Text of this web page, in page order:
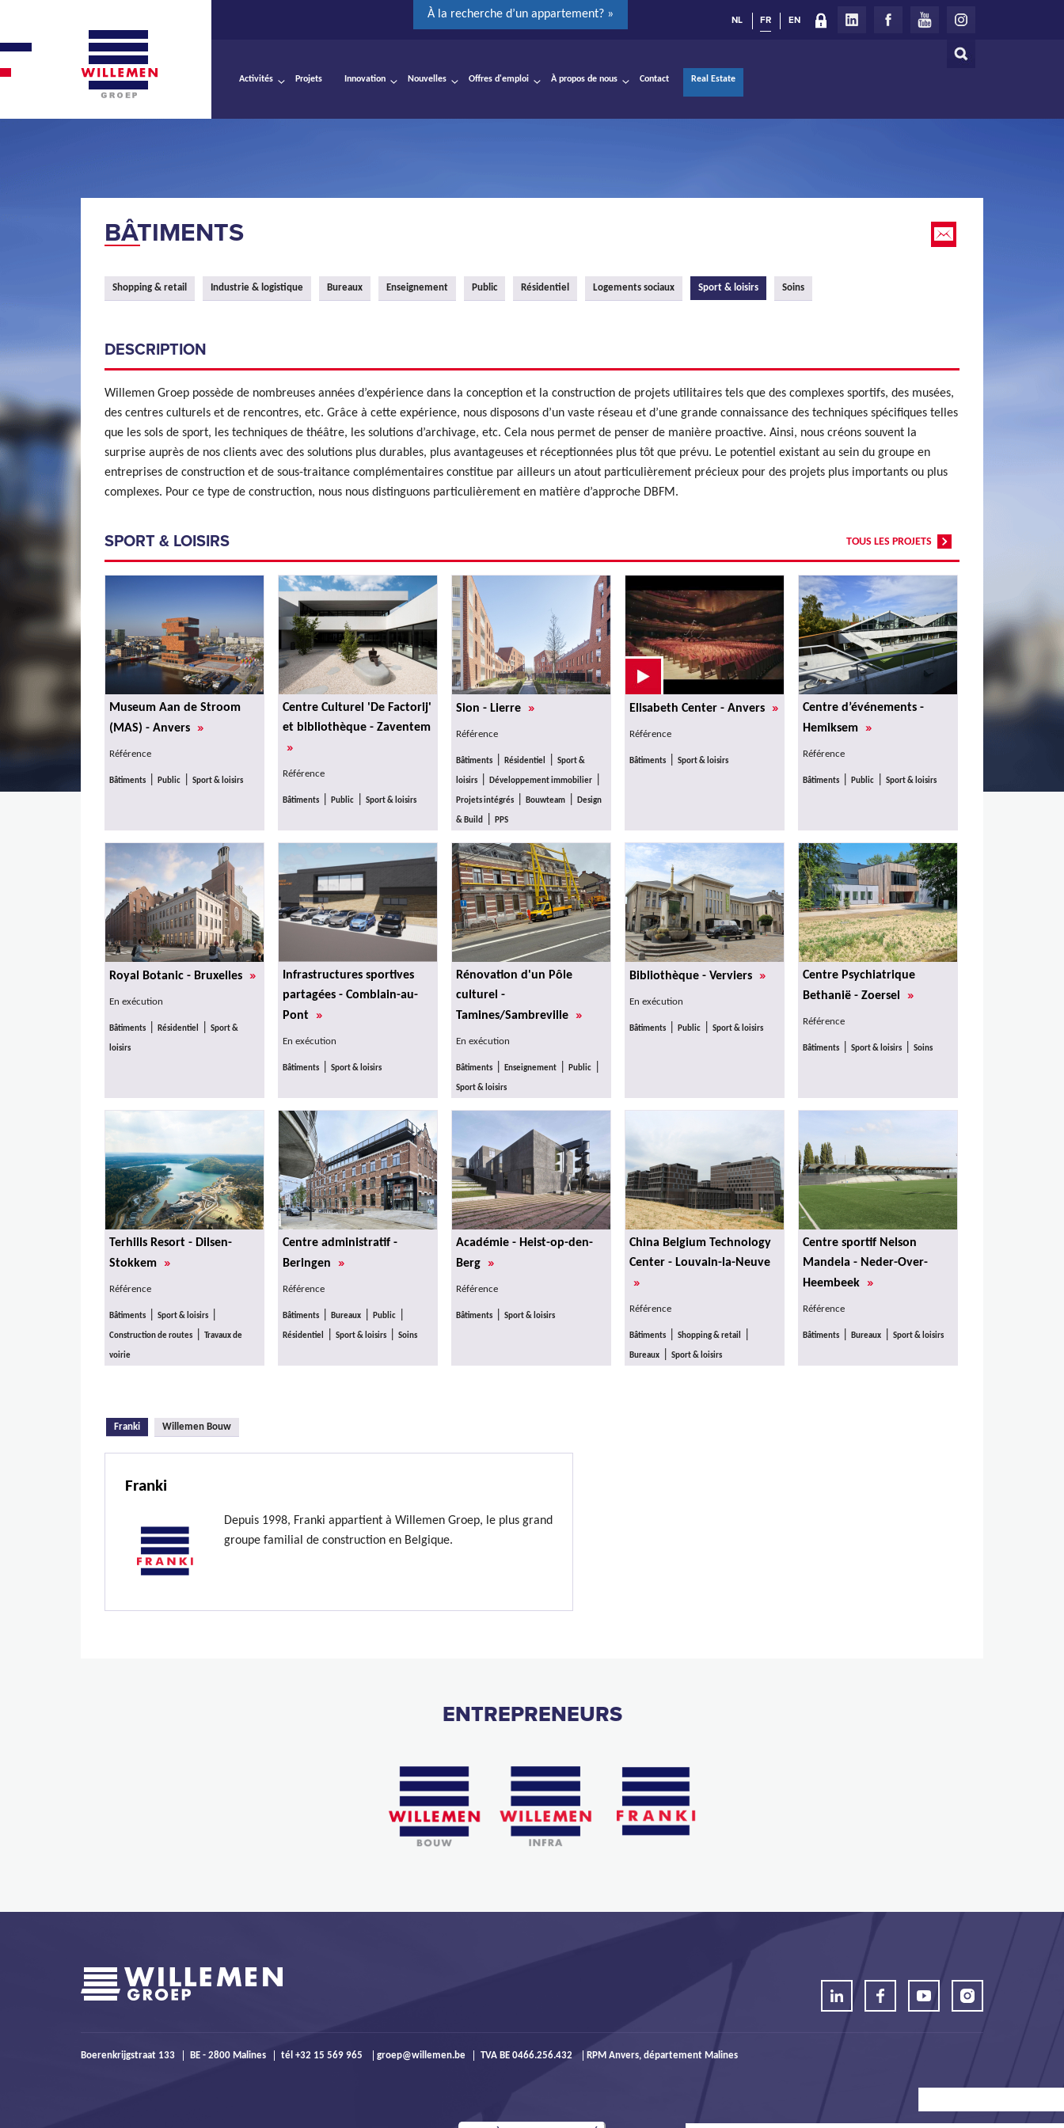
À la recherche d’un appartement? »
Rechercher
NL FR EN
Activités Projets Innovation Nouvelles Offres d'emploi À propos de nous Contact Real Estate
BÂTIMENTS
Shopping & retail Industrie & logistique Bureaux Enseignement Public Résidentiel Logements sociaux Sport & loisirs Soins
DESCRIPTION
Willemen Groep possède de nombreuses années d’expérience dans la conception et la construction de projets utilitaires tels que des complexes sportifs, des musées,
des centres culturels et de rencontres, etc. Grâce à cette expérience, nous disposons d’un vaste réseau et d’une grande connaissance des techniques spécifiques telles
que les sols de sport, les techniques de théâtre, les solutions d’archivage, etc. Cela nous permet de penser de manière proactive. Ainsi, nous créons souvent la
surprise auprès de nos clients avec des solutions plus durables, plus avantageuses et réceptionnées plus tôt que prévu. Le potentiel existant au sein du groupe en
entreprises de construction et de sous-traitance complémentaires constitue par ailleurs un atout particulièrement précieux pour des projets plus importants ou plus
complexes. Pour ce type de construction, nous nous distinguons particulièrement en matière d’approche DBFM.
SPORT & LOISIRS TOUS LES PROJETS
Museum Aan de Stroom
(MAS) - Anvers »
Référence
Bâtiments Public Sport & loisirs
Centre Culturel 'De Factorij'
et bibliothèque - Zaventem
»
Référence
Bâtiments Public Sport & loisirs
Sion - Lierre »
Référence
Bâtiments Résidentiel Sport &
loisirs Développement immobilier
Projets intégrés Bouwteam Design
& Build PPS
Elisabeth Center - Anvers »
Référence
Bâtiments Sport & loisirs
Centre d’événements -
Hemiksem »
Référence
Bâtiments Public Sport & loisirs
Royal Botanic - Bruxelles »
En exécution
Bâtiments Résidentiel Sport &
loisirs
Infrastructures sportives
partagées - Comblain-au-
Pont »
En exécution
Bâtiments Sport & loisirs
Rénovation d'un Pôle
culturel -
Tamines/Sambreville »
En exécution
Bâtiments Enseignement Public
Sport & loisirs
Bibliothèque - Verviers »
En exécution
Bâtiments Public Sport & loisirs
Centre Psychiatrique
Bethanië - Zoersel
»
Référence
Bâtiments Sport & loisirs Soins
Terhills Resort - Dilsen-
Stokkem »
Référence
Bâtiments Sport & loisirs
Construction de routes Travaux de
voirie
Centre administratif -
Beringen
»
Référence
Bâtiments Bureaux Public
Résidentiel Sport & loisirs Soins
Académie - Heist-op-den-
Berg »
Référence
Bâtiments Sport & loisirs
China Belgium Technology
Center - Louvain-la-Neuve
»
Référence
Bâtiments Shopping & retail
Bureaux Sport & loisirs
Centre sportif Nelson
Mandela - Neder-Over-
Heembeek »
Référence
Bâtiments Bureaux Sport & loisirs
Franki (onglet actif)
Willemen Bouw
Franki
Depuis 1998, Franki appartient à Willemen Groep, le plus grand
groupe familial de construction en Belgique.
ENTREPRENEURS
Boerenkrijgstraat 133 BE - 2800 Malines tél +32 15 569 965 groep@willemen.be TVA BE 0466.256.432 RPM Anvers, département Malines